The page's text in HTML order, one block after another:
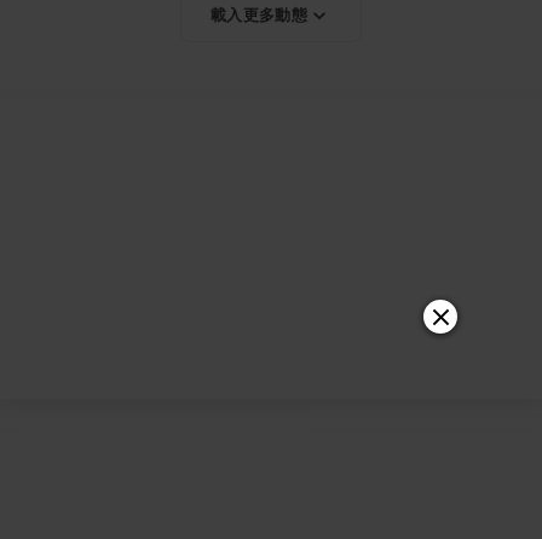
載入更多動態